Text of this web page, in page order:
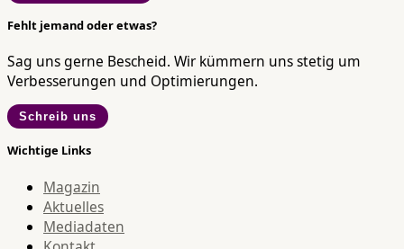
Fehlt jemand oder etwas?
Sag uns gerne Bescheid. Wir kümmern uns stetig um
Verbesserungen und Optimierungen.
Schreib uns
Wichtige Links
Magazin
Aktuelles
Mediadaten